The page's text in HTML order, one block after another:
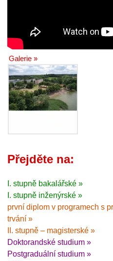
Galerie »
Přejděte na:
I. stupně bakalářské »
I. stupně inženýrské »
první diplom v programech s
trvání »
II. stupně – magisterské »
Doktorandské studium »
Postgraduální studium »